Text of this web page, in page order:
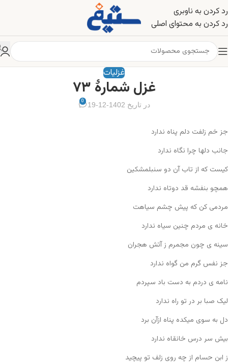
رد کردن به ناوبری
رد کردن به محتوای اصلی
غزلیات
غزل شمارهٔ ۷۳
در تاریخ 1402-12-19 0
جز خم زلفت دلم پناه ندارد
جانب دلها چرا نگاه ندارد
کیست که از تاب آن دو سنبلمشکین
همچو بنفشه قد دوتاه ندارد
مردمی کن که پیش چشم سیاهت
خانه ی مردم چنین سیاه ندارد
سینه ی چون مجمرم ز آتش هجران
جز نفس گرم من گواه ندارد
نامه ی دردم به دست باد سپردم
لیک صبا بر در تو راه ندارد
دل به سوی میکده پناه ازآن برد
بیش سر درس خانقاه ندارد
ز ابن حسام از چه روی زلف تو پیچید